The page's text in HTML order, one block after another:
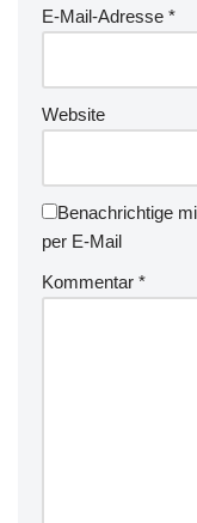
E-Mail-Adresse *
Website
Benachrichtige
per E-Mail
Kommentar *